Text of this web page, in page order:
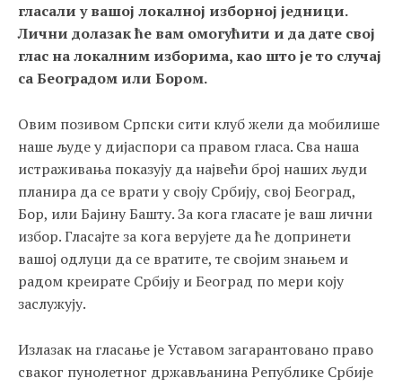
гласали у вашој локалној изборној једници.
Лични долазак ће вам омогућити и да дате свој
глас на локалним изборима, као што је то случај
са Београдом или Бором.
Овим позивом Српски сити клуб жели да мобилише
наше људе у дијаспори са правом гласа. Сва наша
истраживања показују да највећи број наших људи
планира да се врати у своју Србију, свој Београд,
Бор, или Бајину Башту. За кога гласате је ваш лични
избор. Гласајте за кога верујете да ће допринети
вашој одлуци да се вратите, те својим знањем и
радом креирате Србију и Београд по мери коју
заслужују.
Излазак на гласање је Уставом загарантовано право
сваког пунолетног држављанина Републике Србије